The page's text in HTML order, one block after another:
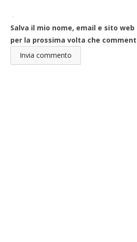
Salva il mio nome, email e sito
per la prossima volta che